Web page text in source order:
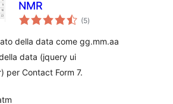
NMR
(5valutazioni
totali
)
della data come gg.mm.aa
data (jquery ui
per Contact Form 7.